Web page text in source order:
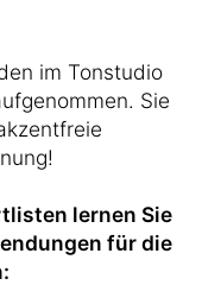
im Tonstudio
Sie
lernen Sie
für die